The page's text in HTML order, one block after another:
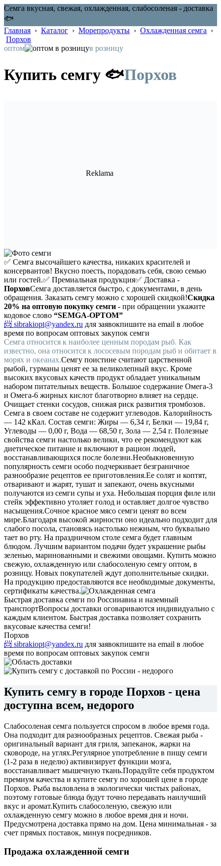
Семга вкусная, свежая, охлажденная, слабосоленая - доставка
🐟
Главная › Каталог › Морепродукты › Охлажденная семга ›
Порхов
оптом
в розницу
Купить семгу 🐟Порхов
✅ Семга высочайшего качества, никаких красителей и
консервантов! Вкусно поесть, порадовать себя, свою семью
или гостей.✅ Премиальная продукция✅ Доставка -
ПорховСемга доставляется быстро, с документами, в день
обращения. Заказать семгу можно с хорошей скидкой!Скидка
20% на оптовую покупку семги - при обращении укажите
кодовое слово “SEMGA-OPTOM”
📨 sibrakiopt@yandex.ru для заявокпишите на email в любое
время по вопросам оптовых закупок семги
Семга относится к наиболее ценным породам рыб. Как
известно, она относится к лососевым породам рыб и обитает в
морях и океанах.Семгу поистине считают царственной
рыбой, гурманы ценят ее за великолепный вкус. Кроме
высоких вкусовых качеств продукт обладает уникальным
набором питательных веществ. Большое содержание Омега-3
и Омега-6 жирных кислот благотворно влияет на сердце.
Очищает стенки сосудов, снижая риск развития тромбозов.
Семга в своем составе не содержит углеводов. Калорийность
— 142 кКал. Состав семги: Жиры — 6,34 г, Белки — 19,84 г,
Углеводы — 0,00 г, Вода — 68,50 г, Зола — 2,54 г. Полезные
свойства семги настолько велики, что ее рекомендуют как
диетическое питание и включают в рацион людей,
восстанавливающихся после болезни.Необыкновенную
популярность семги особо подчеркивает безграничное
разнообразие рецептов ее приготовления.Ее солят и коптят,
отваривают и жарят, тушат и запекают, очень вкусными
получаются из семги супы и уха. Небольшая порция филе или
стейк эффективно утоляет голод и оставляет долгое чувство
насыщения.Сочное красное мясо семги ценят во всем
мире.Благодаря высокой жирности оно идеально подходит для
слабого посола, становясь настолько нежным, что буквально
тает во рту. На праздничном столе семга будет главным
блюдом. Лучшим вариантом подачи будет украшение рыбы
зеленью, маринованными и свежими овощами. Купить можно
свежую, охлажденную или слабосоленую семгу оптом, в
розницу. Новых покупателей ждут дополнительные скидки.
На продукцию предоставляются все необходимые документы,
сертификаты качества.
Быстрая доставка семги по Россииавиа и наземный
транспортВопросы доставки оговариваются индивидуально с
каждым клиентом. Быстрая доставка позволяет сохранить
вкусовые качества семги!
Порхов
📨 sibrakiopt@yandex.ru для заявокпишите на email в любое
время по вопросам оптовых закупок семги
Купить семгу в городе Порхов - цена
доступна всем, недорого
Слабосоленая семга пользуется спросом в любое время года.
Она подходит для разнообразных рецептов. Свежая рыба -
оригинальный вариант для гриля, запеканок, жарки на
сковороде, на углях.Регулярное употребление в пищу семги
(1-2 раза в неделю) активизирует функции мозга,
восстанавливает мышечную ткань.Порадуйте себя продуктом
премиум качества и купите семгу по хорошей цене в городе
Порхов. Рыба выловлена в экологически чистых районах,
поэтому готовые блюда будут точно передавать наилучший
вкус и аромат.Купить слабосоленую, свежую или
охлажденную семгу можно в любое время дня и ночи.
Предусмотрена доставка прямо на дом. Цена минимальная - за
счет прямых поставок, минуя посредников.
Продажа охлажденной семги